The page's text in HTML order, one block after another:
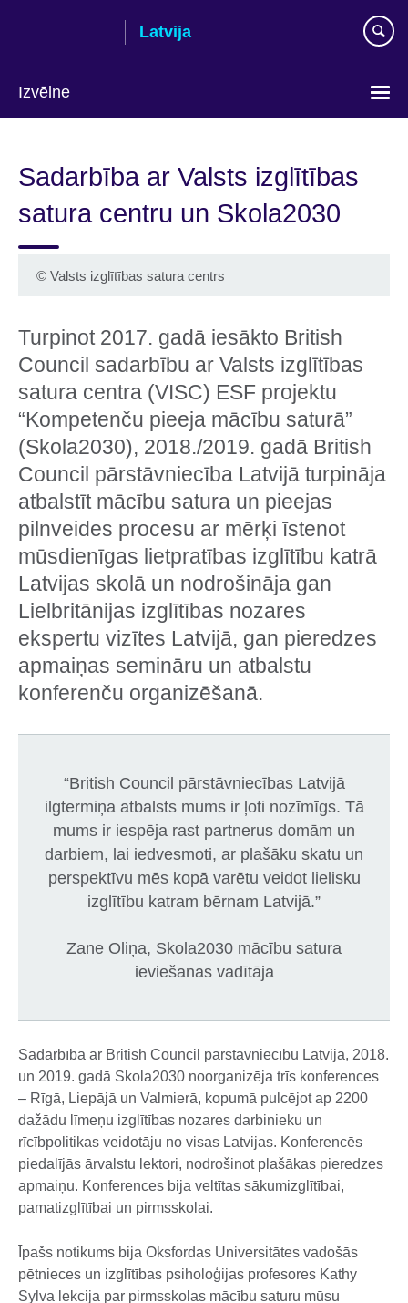
Latvija
Izvēlne
Sadarbība ar Valsts izglītības
satura centru un Skola2030
© Valsts izglītības satura centrs
Turpinot 2017. gadā iesākto British
Council sadarbību ar Valsts izglītības
satura centra (VISC) ESF projektu
“Kompetenču pieeja mācību saturā”
(Skola2030), 2018./2019. gadā British
Council pārstāvniecība Latvijā turpināja
atbalstīt mācību satura un pieejas
pilnveides procesu ar mērķi īstenot
mūsdienīgas lietpratības izglītību katrā
Latvijas skolā un nodrošināja gan
Lielbritānijas izglītības nozares
ekspertu vizītes Latvijā, gan pieredzes
apmaiņas semināru un atbalstu
konferenču organizēšanā.
“British Council pārstāvniecības Latvijā
ilgtermiņa atbalsts mums ir ļoti nozīmīgs. Tā
mums ir iespēja rast partnerus domām un
darbiem, lai iedvesmoti, ar plašāku skatu un
perspektīvu mēs kopā varētu veidot lielisku
izglītību katram bērnam Latvijā.”
Zane Oliņa, Skola2030 mācību satura
ieviešanas vadītāja
Sadarbībā ar British Council pārstāvniecību Latvijā, 2018.
un 2019. gadā Skola2030 noorganizēja trīs konferences
– Rīgā, Liepājā un Valmierā, kopumā pulcējot ap 2200
dažādu līmeņu izglītības nozares darbinieku un
rīcībpolitikas veidotāju no visas Latvijas. Konferencēs
piedalījās ārvalstu lektori, nodrošinot plašākas pieredzes
apmaiņu. Konferences bija veltītas sākumizglītībai,
pamatizglītībai un pirmsskolai.
Īpašs notikums bija Oksfordas Universitātes vadošās
pētnieces un izglītības psiholoģijas profesores Kathy
Sylva lekcija par pirmsskolas mācību saturu mūsu